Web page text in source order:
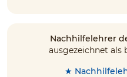
Nachhilfelehrer
ausgezeichnet als
★